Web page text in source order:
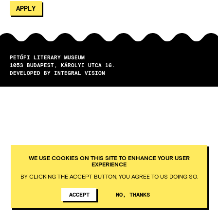
PETŐFI LITERARY MUSEUM
1053
BUDAPEST
KÁROLYI UTCA 16.
DEVELOPED BY INTEGRAL VISION
WE USE COOKIES ON THIS SITE TO ENHANCE YOUR USER
EXPERIENCE
BY CLICKING THE ACCEPT BUTTON, YOU AGREE TO US DOING SO.
ACCEPT NO, THANKS